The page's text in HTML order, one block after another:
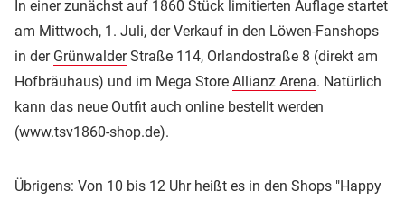
In einer zunächst auf 1860 Stück limitierten Auflage startet
am Mittwoch, 1. Juli, der Verkauf in den Löwen-Fanshops
in der GrünwalderStraße 114, Orlandostraße 8 (direkt am
Hofbräuhaus) und im Mega Store Allianz Arena. Natürlich
kann das neue Outfit auch online bestellt werden
(www.tsv1860-shop.de).
Übrigens: Von 10 bis 12 Uhr heißt es in den Shops "Happy